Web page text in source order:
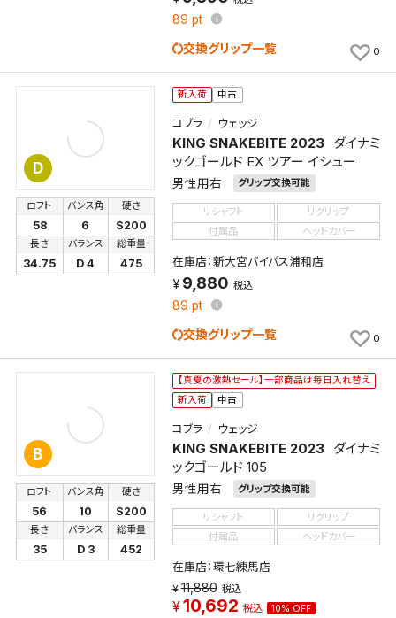
89 pt
交換グリップ一覧 0
D
新入荷 中古
コブラ ウェッジ
KING SNAKEBITE 2023
ダイナミ
ックゴールド EX ツアー イシュー
男性用右 グリップ交換可能
ロフト
58
バンス角
6
硬さ
S200
長さ
34.75
バランス
D 4
総重量
475
リシャフト
リグリップ
付属品
ヘッドカバー
在庫店：新大宮バイパス浦和店
9,880 税込
89 pt
交換グリップ一覧 0
B
【真夏の激熱セール】一部商品は毎日入れ替え
新入荷
中古
コブラ ウェッジ
KING SNAKEBITE 2023
ダイナミ
ックゴールド 105
男性用右 グリップ交換可能
ロフト
56
バンス角
10
硬さ
S200
長さ
35
バランス
D 3
総重量
452
リシャフト
リグリップ
付属品
ヘッドカバー
在庫店：環七練馬店
11,880 税込
10,692 税込 10% OFF